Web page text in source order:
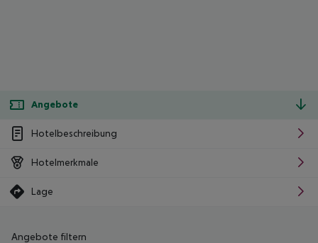
Angebote
Hotelbeschreibung
Hotelmerkmale
Lage
Angebote filtern